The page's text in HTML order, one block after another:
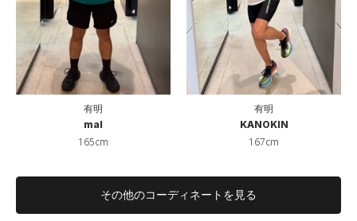
有明
mal
165cm
有明
KANOKIN
167cm
その他のコーディネートを見る